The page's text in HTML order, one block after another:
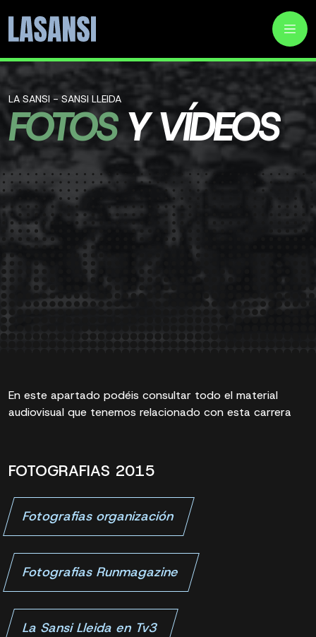
LA SANSI - SANSI LLEIDA
FOTOSY VÍDEOS
En este apartado podéis consultar todo el material
audiovisual que tenemos relacionado con esta carrera
FOTOGRAFIAS 2015
Fotografias organización
Fotografias Runmagazine
La Sansi Lleida en Tv3